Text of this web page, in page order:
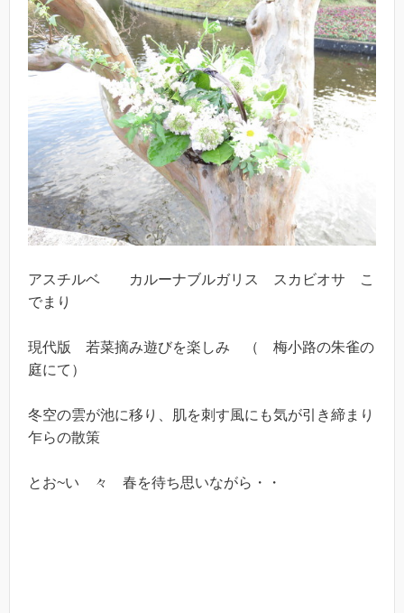
アスチルベ カルーナブルガリス スカビオサ こ
でまり
現代版 若菜摘み遊びを楽しみ （ 梅小路の朱雀の
庭にて）
冬空の雲が池に移り、肌を刺す風にも気が引き締まり
乍らの散策
とお~い 々 春を待ち思いながら・・